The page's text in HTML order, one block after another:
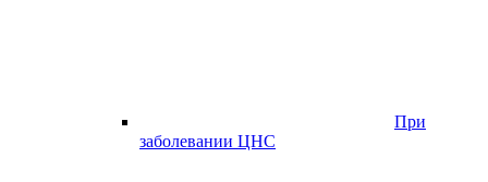
При
заболевании ЦНС